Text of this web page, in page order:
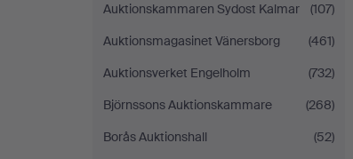
Auktionskammaren Sydost Kalmar
(107)
Auktionsmagasinet Vänersborg
(461)
Auktionsverket Engelholm
(732)
Björnssons Auktionskammare
(268)
Borås Auktionshall
(52)